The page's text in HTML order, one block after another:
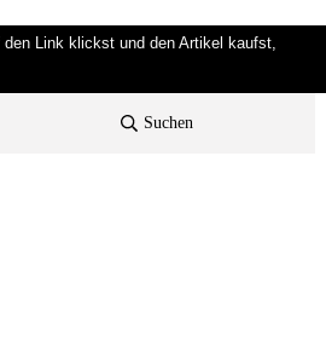
Link klickst und den Artikel kaufst,
Suchen